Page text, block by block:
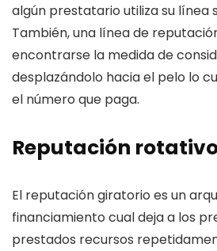
algún prestatario utiliza su línea
También, una línea de
encontrarse la medida de
desplazándolo hacia el pelo lo
el número que paga.
Reputación
El reputación giratorio es un
financiamiento cual deja a los
prestados recursos